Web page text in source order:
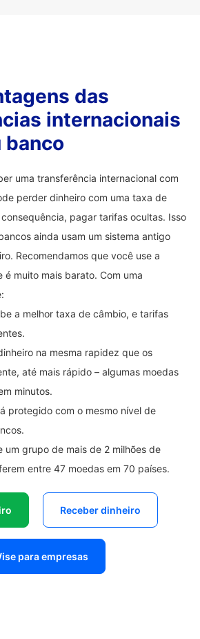
das
internacionais
banco
uma transferência internacional com
perder dinheiro com uma taxa de
pagar tarifas ocultas. Isso
ainda usam um sistema antigo
Recomendamos que você use a
é muito mais barato. Com uma
a melhor taxa de câmbio, e tarifas
na mesma rapidez que os
até mais rápido – algumas moedas
minutos.
protegido com o mesmo nível de
um grupo de mais de 2 milhões de
entre 47 moedas em 70 países.
Receber dinheiro
para empresas